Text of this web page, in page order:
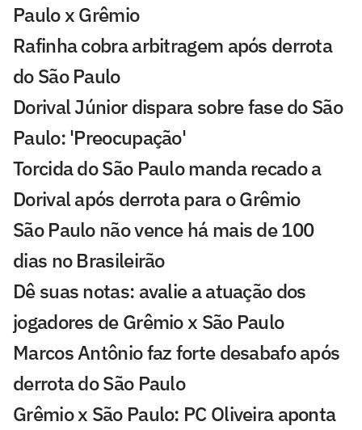
Paulo x Grêmio
Rafinha cobra arbitragem após derrota
do São Paulo
Dorival Júnior dispara sobre fase do São
Paulo: 'Preocupação'
Torcida do São Paulo manda recado a
Dorival após derrota para o Grêmio
São Paulo não vence há mais de 100
dias no Brasileirão
Dê suas notas: avalie a atuação dos
jogadores de Grêmio x São Paulo
Marcos Antônio faz forte desabafo após
derrota do São Paulo
Grêmio x São Paulo: PC Oliveira aponta